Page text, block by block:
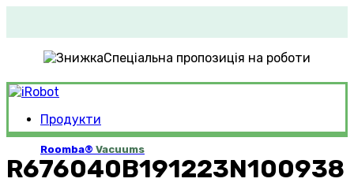
Спеціальна пропозиція на роботи
Продукти
Roomba® Vacuums
R676040B191223N100938